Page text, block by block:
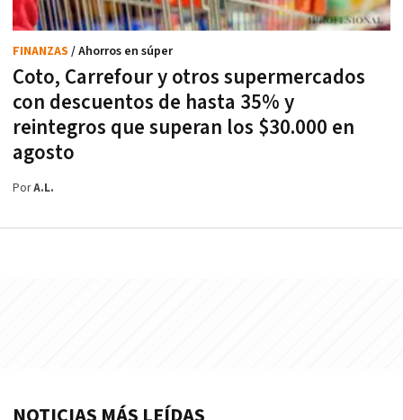
Coto, Carrefour y otros supermercados
con descuentos de hasta 35% y
reintegros que superan los $30.000 en
agosto
FINANZAS / Ahorros en súper
PorA.L.